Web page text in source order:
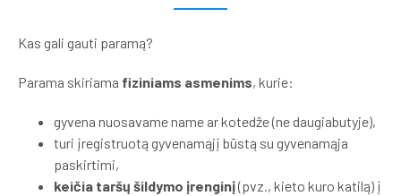
Kas gali gauti paramą?
Parama skiriama fiziniams asmenims, kurie:
gyvena nuosavame name ar kotedže (ne daugiabutyje),
turi įregistruotą gyvenamąjį būstą su gyvenamąja
paskirtimi,
keičia taršų šildymo įrenginį(pvz., kieto kuro katilą) į